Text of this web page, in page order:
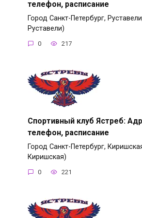
телефон, расписание
Город Санкт-Петербург,
Руставели)
0 217
Спортивный клуб Ястреб:
телефон, расписание
Город Санкт-Петербург,
Киришская)
0 221